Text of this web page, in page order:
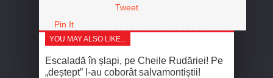
Tweet
Pin It
YOU MAY ALSO LIKE...
Escaladă în șlapi, pe Cheile Rudăriei! Pe
„deștept” l-au coborât salvamontiștii!